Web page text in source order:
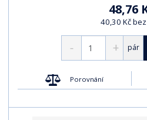
48,76
40,30 Kč bez
pár
Porovnání